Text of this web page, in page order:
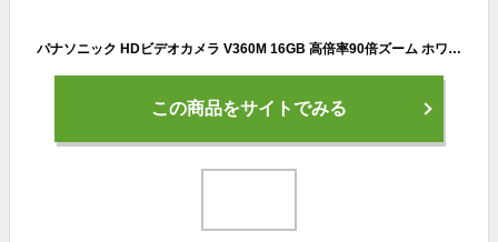
パナソニック HDビデオカメラ V360M 16GB 高倍率90倍ズーム ホワイト HC-V360M-W
この商品をサイトでみる